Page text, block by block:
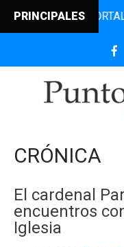
PRINCIPALES
EL PORTAL DE
CRÓNICA
El cardenal
encuentros
Iglesia